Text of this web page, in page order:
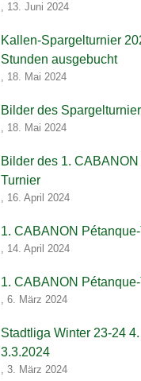
, 13. Juni 2024
Kallen-Spargelturnier
Stunden ausgebucht
, 18. Mai 2024
Bilder des
, 18. Mai 2024
Bilder des 1.
Turnier
, 16. April 2024
1. CABANON
, 14. April 2024
1. CABANON
, 6. März 2024
Stadtliga Winter 23-24
3.3.2024
, 3. März 2024